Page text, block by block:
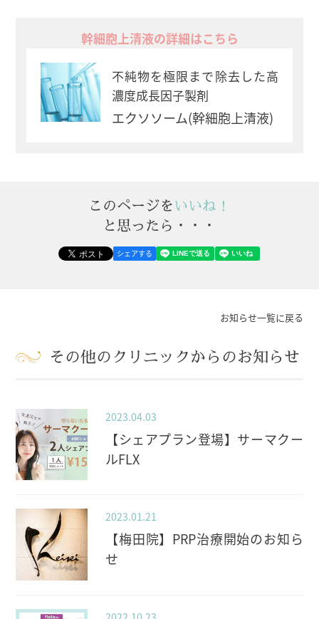
幹細胞上清液の詳細はこちら
不純物を極限まで除去した高
濃度成長因子製剤
エクソソーム(幹細胞上清液)
このページをいいね！
と思ったら・・・
シェアする
お知らせ一覧に戻る
その他のクリニックからのお知らせ
2023.04.03
【シェアプラン登場】サーマクー
ルFLX
2023.01.21
【梅田院】PRP治療開始のお知ら
せ